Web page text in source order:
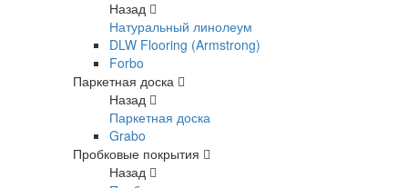
Назад
Натуральный линолеум
DLW Flooring (Armstrong)
Forbo
Паркетная доска
Назад
Паркетная доска
Grabo
Пробковые покрытия
Назад